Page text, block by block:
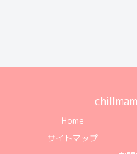
Home
サイトマップ